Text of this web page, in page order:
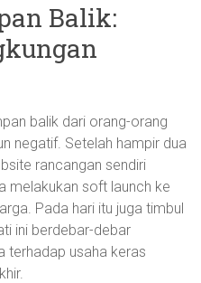
Balik:
balik dari orang-orang
negatif. Setelah hampir dua
rancangan sendiri
melakukan soft launch ke
Pada hari itu juga timbul
ini berdebar-debar
terhadap usaha keras